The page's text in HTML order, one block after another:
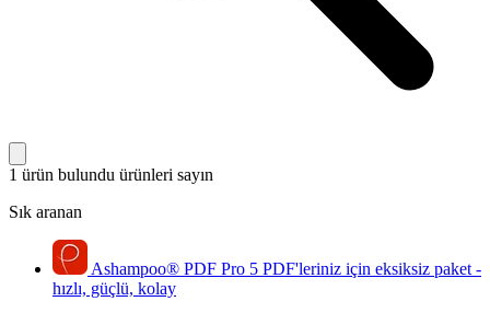
1 ürün bulundu ürünleri sayın
Sık aranan
Ashampoo® PDF Pro 5 PDF'leriniz için eksiksiz paket -
hızlı, güçlü, kolay